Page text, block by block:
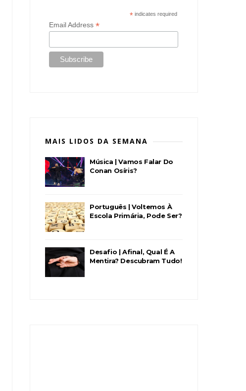
* indicates required
Email Address*
MAIS LIDOS DA SEMANA
Música | Vamos Falar Do
Conan Osíris?
Português | Voltemos À
Escola Primária, Pode Ser?
Desafio | Afinal, Qual É A
Mentira? Descubram Tudo!